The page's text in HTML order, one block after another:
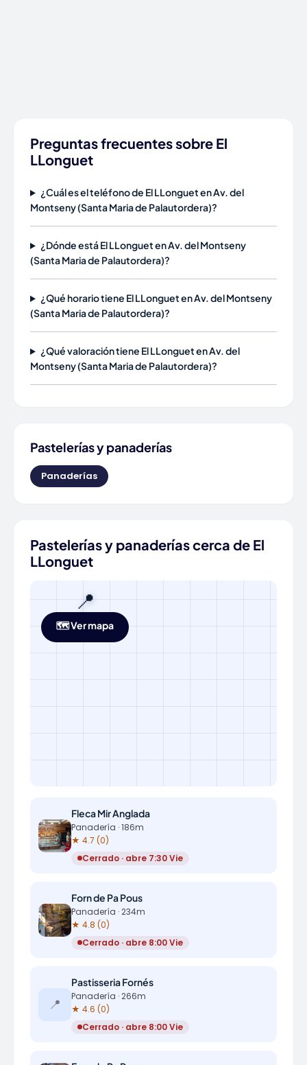
Preguntas frecuentes sobre El
LLonguet
¿Cuál es el teléfono de El LLonguet en Av. del
Montseny (Santa Maria de Palautordera)?
¿Dónde está El LLonguet en Av. del Montseny
(Santa Maria de Palautordera)?
¿Qué horario tiene El LLonguet en Av. del Montseny
(Santa Maria de Palautordera)?
¿Qué valoración tiene El LLonguet en Av. del
Montseny (Santa Maria de Palautordera)?
Pastelerías y panaderías
Panaderías
Pastelerías y panaderías cerca de El
LLonguet
📍
🗺️ Ver mapa
Fleca Mir Anglada
Panadería · 186m
★ 4.7 (0)
Cerrado · abre 7:30 Vie
Forn de Pa Pous
Panadería · 234m
★ 4.8 (0)
Cerrado · abre 8:00 Vie
📍
Pastisseria Fornés
Panadería · 266m
★ 4.6 (0)
Cerrado · abre 8:00 Vie